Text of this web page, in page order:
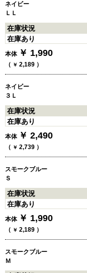
ネイビー
ＬＬ
在庫状況
在庫あり
本体 ￥ 1,990
（ ￥ 2,189 ）
ネイビー
３Ｌ
在庫状況
在庫あり
本体 ￥ 2,490
（ ￥ 2,739 ）
スモークブルー
Ｓ
在庫状況
在庫あり
本体 ￥ 1,990
（ ￥ 2,189 ）
スモークブルー
Ｍ